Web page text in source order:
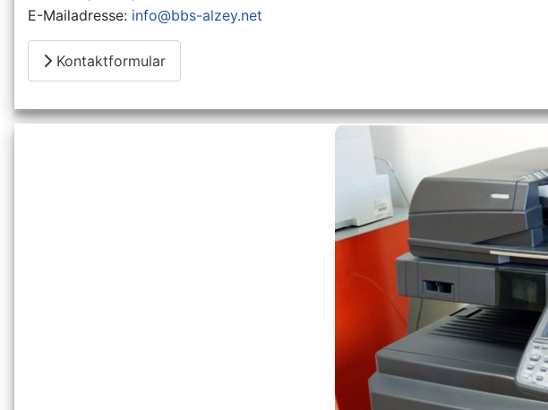
E-Mailadresse: info@bbs-alzey.net
Kontaktformular